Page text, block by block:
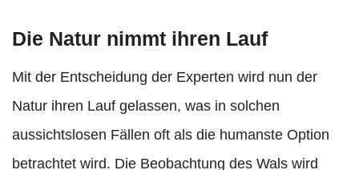
Die Natur nimmt ihren Lauf
Mit der Entscheidung der Experten wird nun der
Natur ihren Lauf gelassen, was in solchen
aussichtslosen Fällen oft als die humanste Option
betrachtet wird. Die Beobachtung des Wals wird